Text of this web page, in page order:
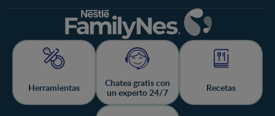
Herramientas
Chatea gratis con
un experto 24/7
Recetas